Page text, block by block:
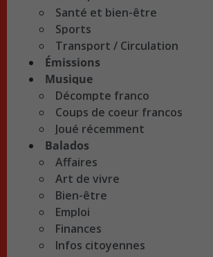
Santé et bien-être
Sports
Transport / Circulation
Émissions
Musique
Décompte franco
Coups de coeur francos
Joué récemment
Balados
Affaires
Art de vivre
Bien-être
Emploi
Finances
Infos citoyennes